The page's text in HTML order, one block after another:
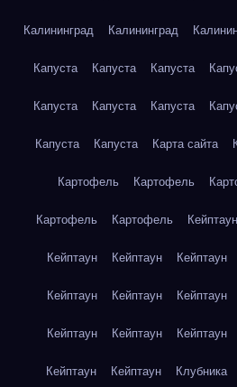
Калининград Калининград
Капуста Капуста Капуста
Капуста Капуста Капуста
Капуста Капуста Карта сайта
Картофель Картофель
Картофель Картофель Кейптаун
Кейптаун Кейптаун Кейптаун
Кейптаун Кейптаун Кейптаун
Кейптаун Кейптаун Кейптаун
Кейптаун Кейптаун Клубника